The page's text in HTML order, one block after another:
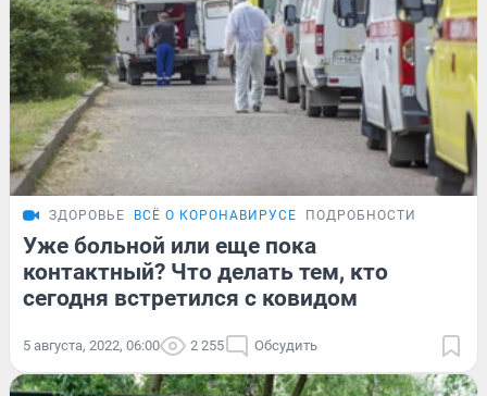
ЗДОРОВЬЕ ВСЁ О КОРОНАВИРУСЕ ПОДРОБНОСТИ
Уже больной или еще пока
контактный? Что делать тем, кто
сегодня встретился с ковидом
5 августа, 2022, 06:00 2 255 Обсудить